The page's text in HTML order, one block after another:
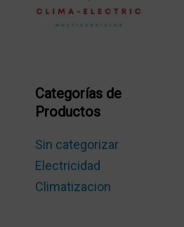
Categorías de
Productos
Sin categorizar
Electricidad
Climatizacion